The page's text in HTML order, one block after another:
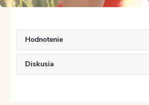
Hodnotenie
Diskusia